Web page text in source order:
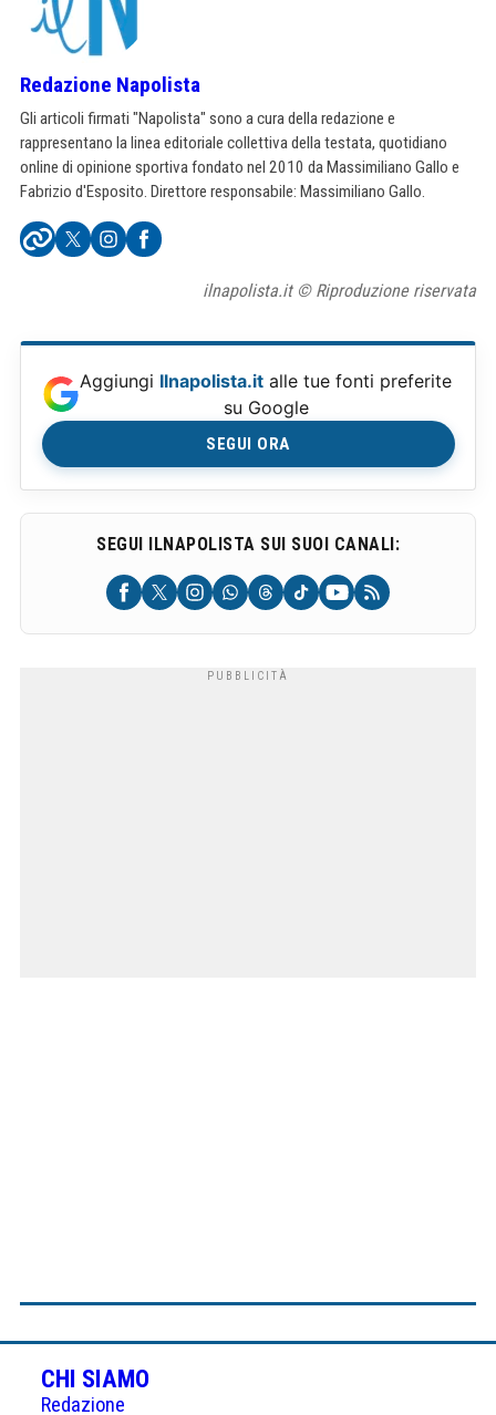
Redazione Napolista
Gli articoli firmati "Napolista" sono a cura della redazione e
rappresentano la linea editoriale collettiva della testata, quotidiano
online di opinione sportiva fondato nel 2010 da Massimiliano Gallo e
Fabrizio d'Esposito. Direttore responsabile: Massimiliano Gallo.
ilnapolista.it © Riproduzione riservata
Aggiungi Ilnapolista.it alle tue fonti preferite
su Google
SEGUI ORA
SEGUI ILNAPOLISTA SUI SUOI CANALI:
CHI SIAMO
Redazione